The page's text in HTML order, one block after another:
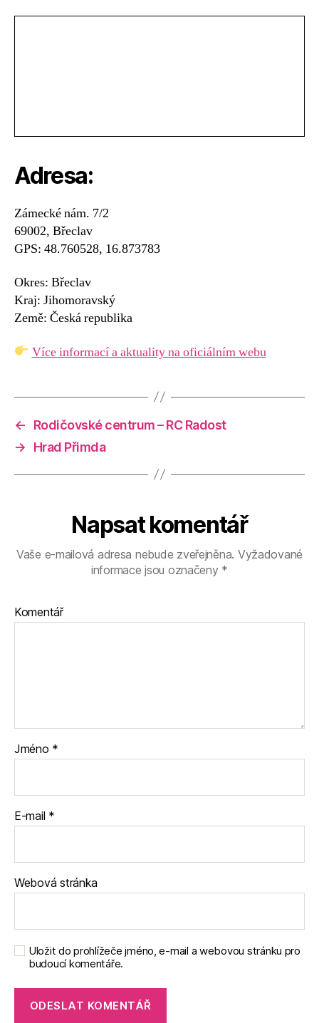
Adresa:
Zámecké nám. 7/2
69002, Břeclav
GPS: 48.760528, 16.873783
Okres: Břeclav
Kraj: Jihomoravský
Země: Česká republika
Více informací a aktuality na oficiálním webu
←
Rodičovské centrum – RC Radost
→
Hrad Přimda
Napsat komentář
Vaše e-mailová adresa nebude zveřejněna. Vyžadované
informace jsou označeny *
Komentář
Jméno *
E-mail *
Webová stránka
Uložit do prohlížeče jméno, e-mail a webovou stránku pro
budoucí komentáře.